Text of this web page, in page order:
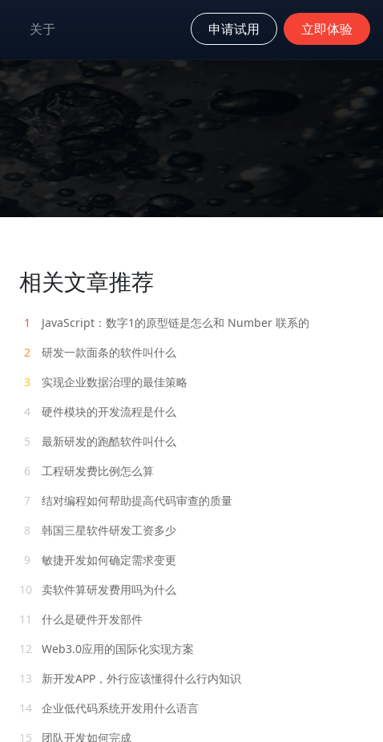
关于 申请试用 立即体验
相关文章推荐
1
JavaScript：数字1的原型链是怎么和 Number 联系的
2
研发一款面条的软件叫什么
3
实现企业数据治理的最佳策略
4
硬件模块的开发流程是什么
5
最新研发的跑酷软件叫什么
6
工程研发费比例怎么算
7
结对编程如何帮助提高代码审查的质量
8
韩国三星软件研发工资多少
9
敏捷开发如何确定需求变更
10
卖软件算研发费用吗为什么
11
什么是硬件开发部件
12
Web3.0应用的国际化实现方案
13
新开发APP，外行应该懂得什么行内知识
14
企业低代码系统开发用什么语言
15
团队开发如何完成